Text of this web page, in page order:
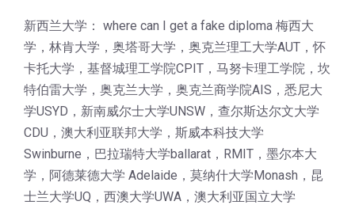
新西兰大学： where can I get a fake diploma 梅西大
学，林肯大学，奥塔哥大学，奥克兰理工大学AUT，怀
卡托大学，基督城理工学院CPIT，马努卡理工学院，坎
特伯雷大学，奥克兰大学，奥克兰商学院AIS，悉尼大
学USYD，新南威尔士大学UNSW，查尔斯达尔文大学
CDU，澳大利亚联邦大学，斯威本科技大学
Swinburne，巴拉瑞特大学ballarat，RMIT，墨尔本大
学，阿德莱德大学 Adelaide，莫纳什大学Monash，昆
士兰大学UQ，西澳大学UWA，澳大利亚国立大学